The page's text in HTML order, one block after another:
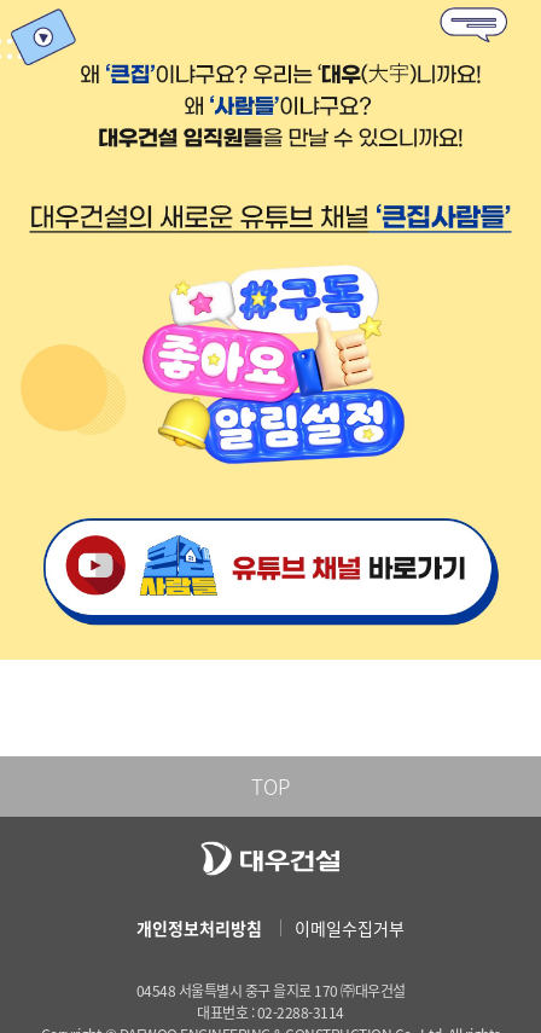
TOP
개인정보처리방침 이메일수집거부
04548 서울특별시 중구 을지로 170 ㈜대우건설
대표번호 : 02-2288-3114